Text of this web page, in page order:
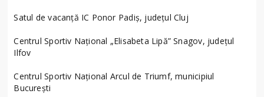
Satul de vacanță IC Ponor Padiș, județul Cluj
Centrul Sportiv Național „Elisabeta Lipă” Snagov, județul
Ilfov
Centrul Sportiv Național Arcul de Triumf, municipiul
București